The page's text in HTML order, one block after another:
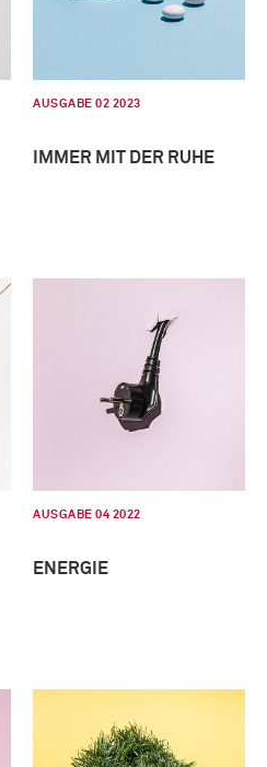
AUSGABE 02 2023
IMMER MIT DER RUHE
AUSGABE 04 2022
ENERGIE